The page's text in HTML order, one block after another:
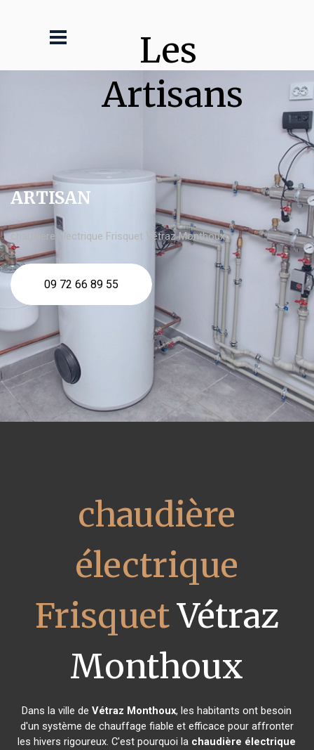
Les
Artisans
ARTISAN
chaudière électrique Frisquet Vétraz Monthoux
09 72 66 89 55
chaudière
électrique
FrisquetVétraz
Monthoux
Dans la ville deVétraz Monthoux, les habitants ont besoin
d'un système de chauffage fiable et efficace pour affronter
les hivers rigoureux. C'est pourquoi la chaudière électrique